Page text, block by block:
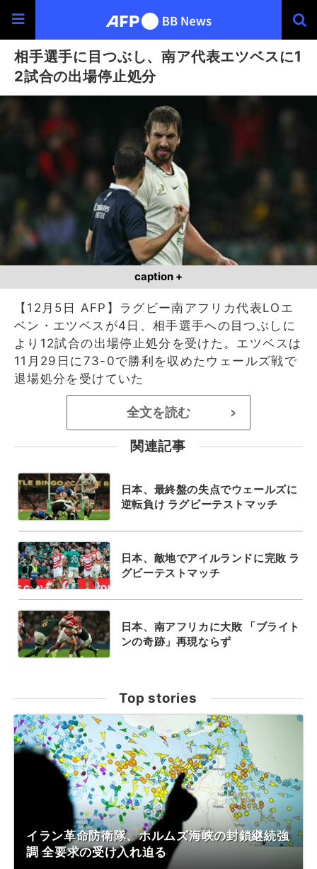
相手選手に目つぶし、南ア代表エツベスに1
2試合の出場停止処分
caption +
【12月5日 AFP】ラグビー南アフリカ代表LOエ
ベン・エツベスが4日、相手選手への目つぶしに
より12試合の出場停止処分を受けた。エツベスは
11月29日に73-0で勝利を収めたウェールズ戦で
退場処分を受けていた
全文を読む >
関連記事
日本、最終盤の失点でウェールズに
逆転負け ラグビーテストマッチ
日本、敵地でアイルランドに完敗 ラ
グビーテストマッチ
日本、南アフリカに大敗 「ブライト
ンの奇跡」再現ならず
Top stories
イラン革命防衛隊、ホルムズ海峡の封鎖継続強
調 全要求の受け入れ迫る